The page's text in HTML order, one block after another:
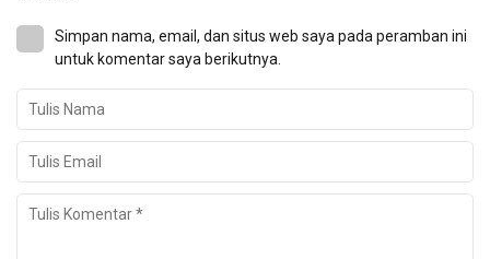
Simpan nama, email, dan situs web saya pada peramban ini
untuk komentar saya berikutnya.